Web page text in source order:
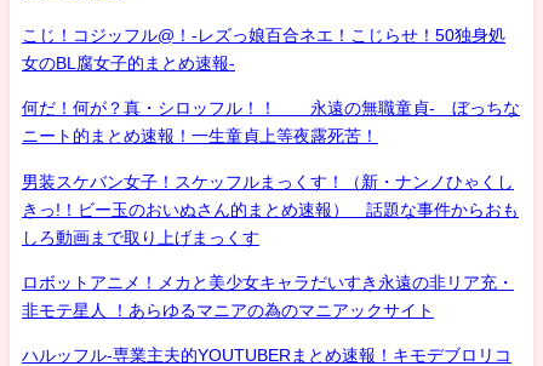
こじ！コジッフル@！-レズっ娘百合ネエ！こじらせ！50独身処
女のBL腐女子的まとめ速報-
何だ！何が？真・シロッフル！！ 永遠の無職童貞- ぼっちな
ニート的まとめ速報！一生童貞上等夜露死苦！
男装スケバン女子！スケッフルまっくす！（新・ナンノひゃくし
きっ!！ビー玉のおいぬさん的まとめ速報） 話題な事件からおも
しろ動画まで取り上げまっくす
ロボットアニメ！メカと美少女キャラだいすき永遠の非リア充・
非モテ星人 ！あらゆるマニアの為のマニアックサイト
ハルッフル-専業主夫的YOUTUBERまとめ速報！キモデブロリコ